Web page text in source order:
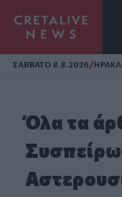
Homepage
ΣAΒΒΑΤΟ 8.8.2026/
Όλα τα